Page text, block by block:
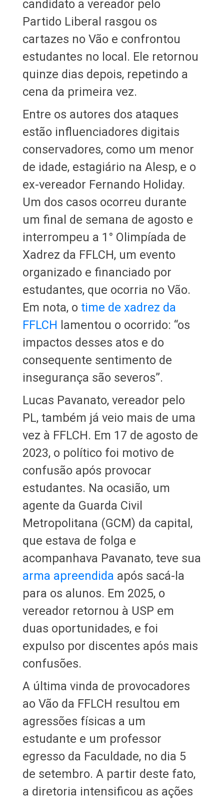
candidato a vereador pelo
Partido Liberal rasgou os
cartazes no Vão e confrontou
estudantes no local. Ele retornou
quinze dias depois, repetindo a
cena da primeira vez.
Entre os autores dos ataques
estão influenciadores digitais
conservadores, como um menor
de idade, estagiário na Alesp, e o
ex-vereador Fernando Holiday.
Um dos casos ocorreu durante
um final de semana de agosto e
interrompeu a 1° Olimpíada de
Xadrez da FFLCH, um evento
organizado e financiado por
estudantes, que ocorria no Vão.
Em nota, o time de xadrez da
FFLCH lamentou o ocorrido: “os
impactos desses atos e do
consequente sentimento de
insegurança são severos”.
Lucas Pavanato, vereador pelo
PL, também já veio mais de uma
vez à FFLCH. Em 17 de agosto de
2023, o político foi motivo de
confusão após provocar
estudantes. Na ocasião, um
agente da Guarda Civil
Metropolitana (GCM) da capital,
que estava de folga e
acompanhava Pavanato, teve sua
arma apreendida após sacá-la
para os alunos. Em 2025, o
vereador retornou à USP em
duas oportunidades, e foi
expulso por discentes após mais
confusões.
A última vinda de provocadores
ao Vão da FFLCH resultou em
agressões físicas a um
estudante e um professor
egresso da Faculdade, no dia 5
de setembro. A partir deste fato,
a diretoria intensificou as ações